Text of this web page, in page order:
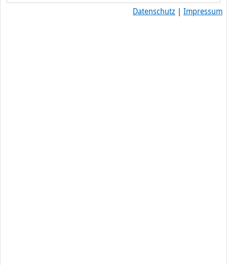
Datenschutz | Impressum